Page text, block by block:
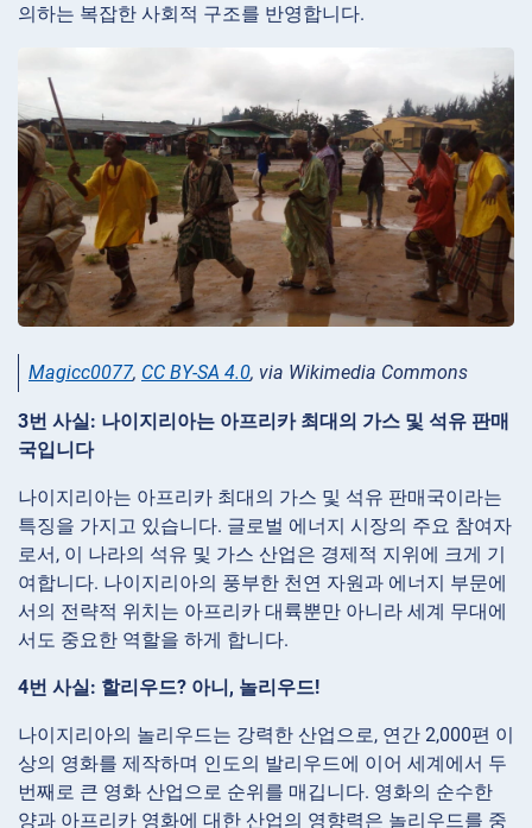
의하는 복잡한 사회적 구조를 반영합니다.
Magicc0077, CC BY-SA 4.0, via Wikimedia Commons
3번 사실: 나이지리아는 아프리카 최대의 가스 및 석유 판매
국입니다
나이지리아는 아프리카 최대의 가스 및 석유 판매국이라는
특징을 가지고 있습니다. 글로벌 에너지 시장의 주요 참여자
로서, 이 나라의 석유 및 가스 산업은 경제적 지위에 크게 기
여합니다. 나이지리아의 풍부한 천연 자원과 에너지 부문에
서의 전략적 위치는 아프리카 대륙뿐만 아니라 세계 무대에
서도 중요한 역할을 하게 합니다.
4번 사실: 할리우드? 아니, 놀리우드!
나이지리아의 놀리우드는 강력한 산업으로, 연간 2,000편 이
상의 영화를 제작하며 인도의 발리우드에 이어 세계에서 두
번째로 큰 영화 산업으로 순위를 매깁니다. 영화의 순수한
양과 아프리카 영화에 대한 산업의 영향력은 놀리우드를 중